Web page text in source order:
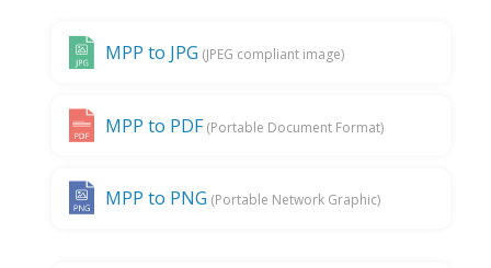
MPP to JPG (JPEG compliant image)
MPP to PDF (Portable Document Format)
MPP to PNG (Portable Network Graphic)